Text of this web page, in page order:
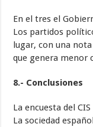
En el tres el
Los partidos
lugar, con una
que genera menor
8.- Conclusiones
La encuesta del
La sociedad